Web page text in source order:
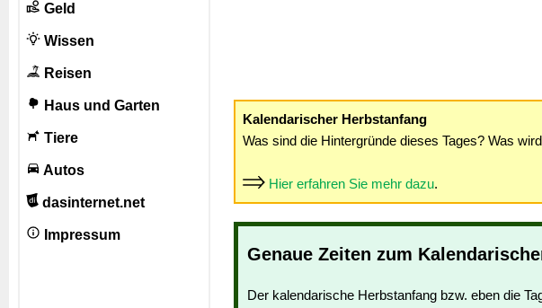
Geld
Wissen
Reisen
Haus und Garten
Tiere
Autos
dasinternet.net
Impressum
Kalendarischer Herbstanfang
Was sind die Hintergründe dieses Tages? Was
Hier erfahren Sie mehr dazu.
Genaue Zeiten zum
Der kalendarische Herbstanfang bzw. eben die